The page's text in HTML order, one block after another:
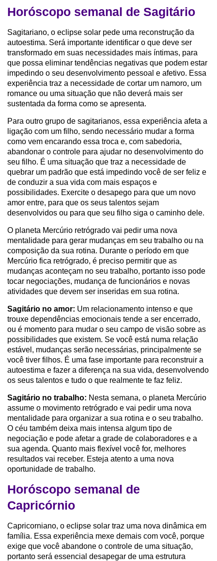
Horóscopo semanal de Sagitário
Sagitariano, o eclipse solar pede uma reconstrução da
autoestima. Será importante identificar o que deve ser
transformado em suas necessidades mais íntimas, para
que possa eliminar tendências negativas que podem estar
impedindo o seu desenvolvimento pessoal e afetivo. Essa
experiência traz a necessidade de cortar um namoro, um
romance ou uma situação que não deverá mais ser
sustentada da forma como se apresenta.
Para outro grupo de sagitarianos, essa experiência afeta a
ligação com um filho, sendo necessário mudar a forma
como vem encarando essa troca e, com sabedoria,
abandonar o controle para ajudar no desenvolvimento do
seu filho. É uma situação que traz a necessidade de
quebrar um padrão que está impedindo você de ser feliz e
de conduzir a sua vida com mais espaços e
possibilidades. Exercite o desapego para que um novo
amor entre, para que os seus talentos sejam
desenvolvidos ou para que seu filho siga o caminho dele.
O planeta Mercúrio retrógrado vai pedir uma nova
mentalidade para gerar mudanças em seu trabalho ou na
composição da sua rotina. Durante o período em que
Mercúrio fica retrógrado, é preciso permitir que as
mudanças aconteçam no seu trabalho, portanto isso pode
tocar negociações, mudança de funcionários e novas
atividades que devem ser inseridas em sua rotina.
Sagitário no amor: Um relacionamento intenso e que
trouxe dependências emocionais tende a ser encerrado,
ou é momento para mudar o seu campo de visão sobre as
possibilidades que existem. Se você está numa relação
estável, mudanças serão necessárias, principalmente se
você tiver filhos. É uma fase importante para reconstruir a
autoestima e fazer a diferença na sua vida, desenvolvendo
os seus talentos e tudo o que realmente te faz feliz.
Sagitário no trabalho: Nesta semana, o planeta Mercúrio
assume o movimento retrógrado e vai pedir uma nova
mentalidade para organizar a sua rotina e o seu trabalho.
O céu também deixa mais intensa algum tipo de
negociação e pode afetar a grade de colaboradores e a
sua agenda. Quanto mais flexível você for, melhores
resultados vai receber. Esteja atento a uma nova
oportunidade de trabalho.
Horóscopo semanal de
Capricórnio
Capricorniano, o eclipse solar traz uma nova dinâmica em
família. Essa experiência mexe demais com você, porque
exige que você abandone o controle de uma situação,
portanto será essencial desapegar de uma estrutura